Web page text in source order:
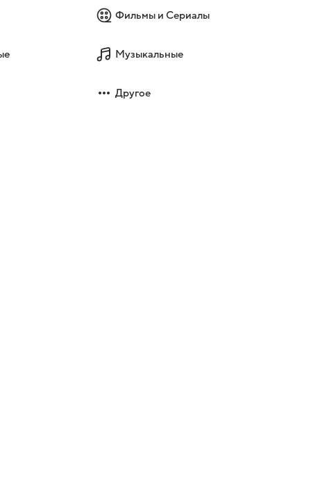
Фильмы и Сериалы
Музыкальные
Другое